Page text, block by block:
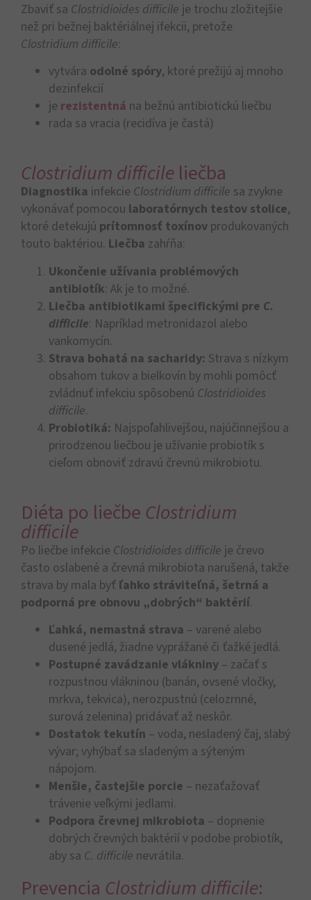
Zbaviť sa Clostridioides difficile je trochu zložitejšie
než pri bežnej baktériálnej ifekcii, pretože
Clostridium difficile:
vytvára odolné spóry, ktoré prežijú aj mnoho
dezinfekcií
je rezistentná na bežnú antibiotickú liečbu
rada sa vracia (recidíva je častá)
Clostridium difficile liečba
Diagnostika infekcie Clostridium difficile sa zvykne
vykonávať pomocou laboratórnych testov stolice,
ktoré detekujú prítomnosť toxínov produkovaných
touto baktériou. Liečba zahŕňa:
Ukončenie užívania problémových
antibiotík: Ak je to možné.
Liečba antibiotikami špecifickými pre C.
difficile: Napríklad metronidazol alebo
vankomycín.
Strava bohatá na sacharidy: Strava s nízkym
obsahom tukov a bielkovín by mohli pomôcť
zvládnuť infekciu spôsobenú Clostridioides
difficile.
Probiotiká: Najspoľahlivejšou, najúčinnejšou a
prirodzenou liečbou je užívanie probiotík s
cieľom obnoviť zdravú črevnú mikrobiotu.
Diéta po liečbe Clostridium
difficile
Po liečbe infekcie Clostridioides difficile je črevo
často oslabené a črevná mikrobiota narušená, takže
strava by mala byť ľahko stráviteľná, šetrná a
podporná pre obnovu „dobrých“ baktérií.
Ľahká, nemastná strava – varené alebo
dusené jedlá, žiadne vyprážané či ťažké jedlá.
Postupné zavádzanie vlákniny – začať s
rozpustnou vlákninou (banán, ovsené vločky,
mrkva, tekvica), nerozpustnú (celozrnné,
surová zelenina) pridávať až neskôr.
Dostatok tekutín – voda, nesladený čaj, slabý
vývar; vyhýbať sa sladeným a sýteným
nápojom.
Menšie, častejšie porcie – nezaťažovať
trávenie veľkými jedlami.
Podpora črevnej mikrobiota – dopnenie
dobrých črevných baktérií v podobe probiotík,
aby sa C. difficile nevrátila.
Prevencia Clostridium difficile: